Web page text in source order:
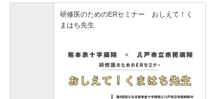
研修医のためのERセミナー おしえて！く
まはち先生